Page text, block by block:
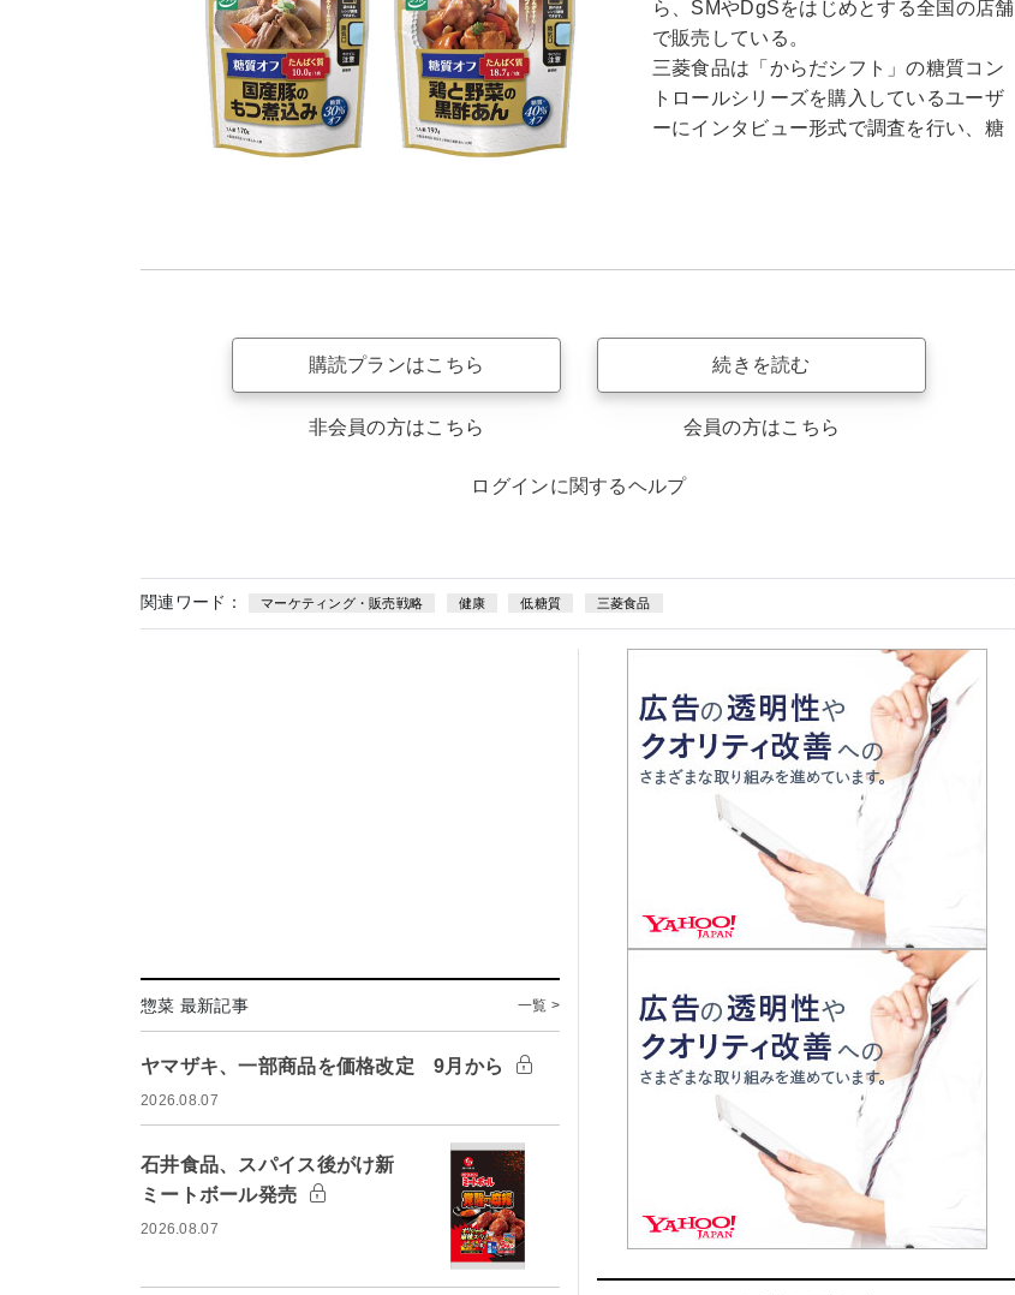
ら、SMやDgSをはじめとする全国の店舗
で販売している。
三菱食品は「からだシフト」の糖質コン
トロールシリーズを購入しているユーザ
ーにインタビュー形式で調査を行い、糖
購読プランはこちら
非会員の方はこちら
続きを読む
会員の方はこちら
ログインに関するヘルプ
関連ワード： マーケティング・販売戦略 健康 低糖質 三菱食品
惣菜 最新記事 一覧 >
ヤマザキ、一部商品を価格改定 9月から
2026.08.07
石井食品、スパイス後がけ新
ミートボール発売
2026.08.07